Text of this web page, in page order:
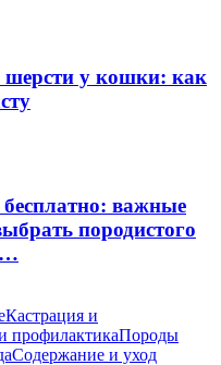
шерсти у кошки: как
бесплатно: важные
породистого
Кастрация и
профилактикаПороды
Содержание и уход